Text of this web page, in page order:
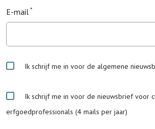
E-mail
Ik schrijf me in voor de algemene
Ik schrijf me in voor de nieuwsbrief voor
erfgoedprofessionals (4 mails per jaar)